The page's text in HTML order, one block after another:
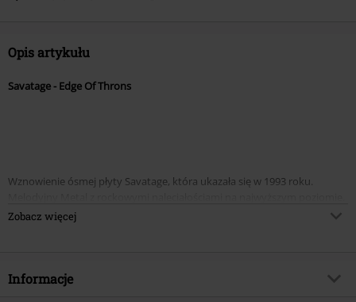
Opis artykułu
Savatage - Edge Of Throns
Wznowienie ósmej płyty Savatage, która ukazała się w 1993 roku.
Wokalista Zakk Stevens debiutuje na tym materiale w roli zastępcy Jona
Zobacz więcej
Informacje